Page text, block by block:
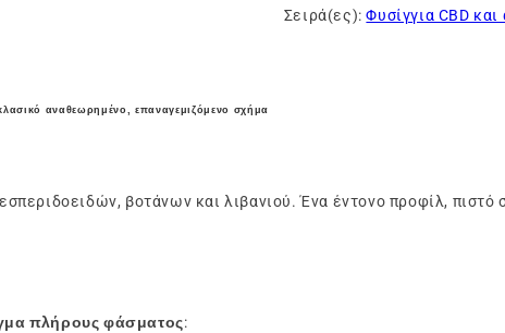
Σειρά(ες):Φυσίγγια CBD και
αναθεωρημένο, επαναγεμιζόμενο σχήμα
βοτάνων και λιβανιού. Ένα έντονο προφίλ, πιστό
πλήρους φάσματος: